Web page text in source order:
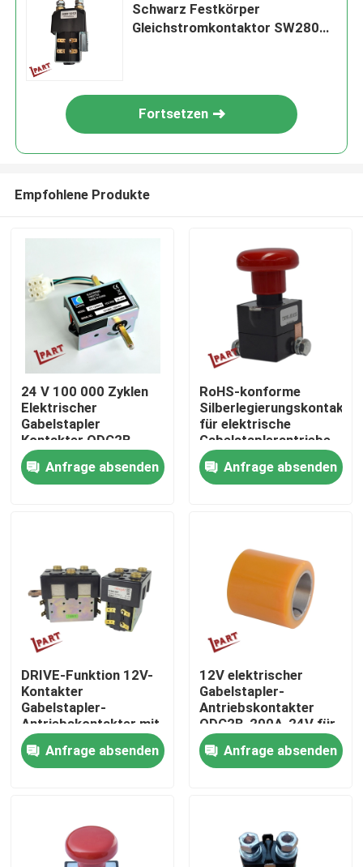
Nach Hause
Über uns
Videos
Gabelstapler-Batterie-Teile
Gabelstapler-Antriebsrad
Gabelstapler-Bewegungsprüfer
LED-Gabelstapler-Lichter
Schwarz Festkörper
Gleichstromkontaktor SW280B-
Fortsetzen
Empfohlene Produkte
24 V 100 000 Zyklen
Elektrischer
Gabelstapler
Kontakter QDC2B-
200A
Anfrage absenden
RoHS-konforme
Silberlegierungskontakter
für elektrische
Gabelstaplerantriebe
Anfrage absenden
DRIVE-Funktion 12V-
Kontakter
Gabelstapler-
Antriebskontakter mit
Gleichspulenspule
Anfrage absenden
12V elektrischer
Gabelstapler-
Antriebskontakter
QDC2B-200A-24V für
elektrische Paletten
CE / RoHS zertifiziert
Anfrage absenden